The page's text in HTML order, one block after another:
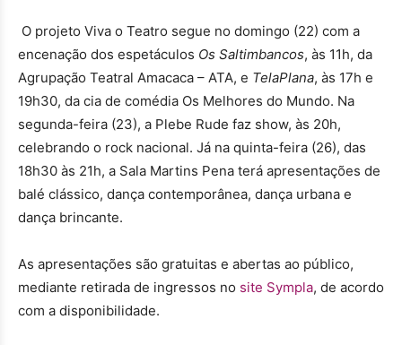
O projeto Viva o Teatro segue no domingo (22) com a
encenação dos espetáculos Os Saltimbancos, às 11h, da
Agrupação Teatral Amacaca – ATA, e TelaPlana, às 17h e
19h30, da cia de comédia Os Melhores do Mundo. Na
segunda-feira (23), a Plebe Rude faz show, às 20h,
celebrando o rock nacional. Já na quinta-feira (26), das
18h30 às 21h, a Sala Martins Pena terá apresentações de
balé clássico, dança contemporânea, dança urbana e
dança brincante.
As apresentações são gratuitas e abertas ao público,
mediante retirada de ingressos no site Sympla, de acordo
com a disponibilidade.